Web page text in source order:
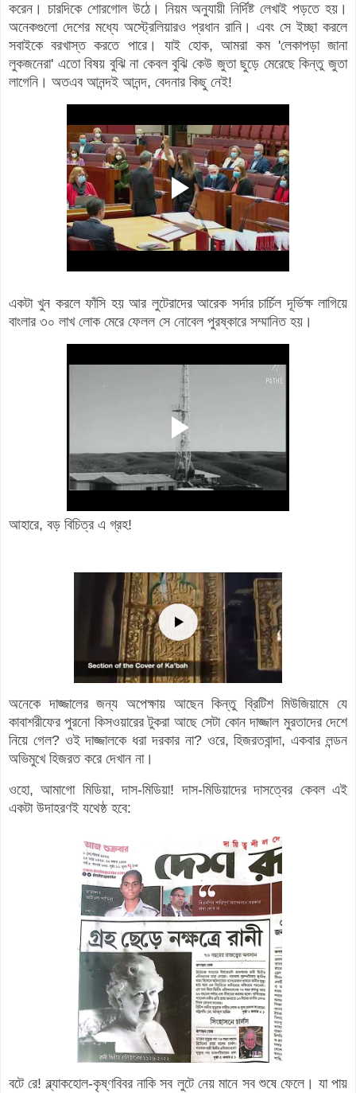
করেন। চারদিকে শোরগোল উঠে। নিয়ম অনুযায়ী নির্দিষ্ট লেখাই পড়তে হয়।
অনেকগুলো দেশের মধ্যে অস্ট্রেলিয়ারও প্রধান রানি। এবং সে ইচ্ছা করলে
সবাইকে বরখাস্ত করতে পারে। যাই হোক, আমরা কম 'লেকাপড়া জানা
লুকজনেরা' এতো বিষয় বুঝি না কেবল বুঝি কেউ জুতা ছুড়ে মেরেছে কিন্তু জুতা
লাগেনি। অতএব আনন্দই আনন্দ, বেদনার কিছু নেই!
একটা খুন করলে ফাঁসি হয় আর লুটেরাদের আরেক সর্দার চার্চিল দূর্ভিক্ষ লাগিয়ে
বাংলার ৩০ লাখ লোক মেরে ফেলল সে নোবেল পুরষ্কারে সম্মানিত হয়।
আহারে, বড় বিচিত্র এ গ্রহ!
অনেকে দাজ্জালের জন্য অপেক্ষায় আছেন কিন্তু ব্রিটিশ মিউজিয়ামে যে
কাবাশরীফের পুরনো কিসওয়ারের টুকরা আছে সেটা কোন দাজ্জাল মুরতাদের দেশে
নিয়ে গেল? ওই দাজ্জালকে ধরা দরকার না? ওরে, হিজরতবান্দা, একবার লন্ডন
অভিমুখে হিজরত করে দেখান না।
ওহো, আমাগো মিডিয়া, দাস-মিডিয়া! দাস-মিডিয়াদের দাসত্বের কেবল এই
একটা উদাহরণই যথেষ্ঠ হবে:
বটে রে! ব্ল্যাকহোল-কৃষ্ণবিবর নাকি সব লুটে নেয় মানে সব শুষে ফেলে। যা পায়